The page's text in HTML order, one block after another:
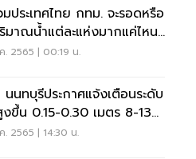
ประเทศไทย กทม. จะรอดหรือ
มาณน้ำแต่ละแห่งมากแค่ไหน
ย
. 2565 | 00:19 น.
นทบุรีประกาศแจ้งเตือนระดับ
งขึ้น 0.15-0.30 เมตร 8-13
. 2565 | 14:30 น.